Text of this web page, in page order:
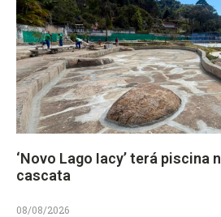
‘Novo Lago Iacy’ terá piscina
cascata
08/08/2026